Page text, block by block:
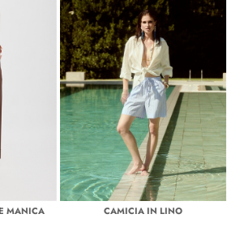
MANICA
CAMICIA IN LINO